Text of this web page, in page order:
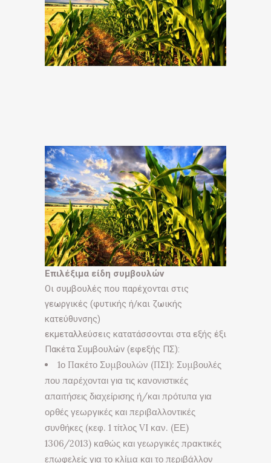
Επιλέξιμα είδη συμβουλών
Οι συμβουλές που παρέχονται στις
γεωργικές (φυτικής ή/και ζωικής
κατεύθυνσης)
εκμεταλλεύσεις κατατάσσονται στα εξής έξι
Πακέτα Συμβουλών (εφεξής ΠΣ):
1ο Πακέτο Συμβουλών (ΠΣ1): Συμβουλές
που παρέχονται για τις κανονιστικές
απαιτήσεις διαχείρισης ή/και πρότυπα για
ορθές γεωργικές και περιβαλλοντικές
συνθήκες (κεφ. 1 τίτλος VI καν. (ΕΕ)
1306/2013) καθώς και γεωργικές πρακτικές
επωφελείς για το κλίμα και το περιβάλλον